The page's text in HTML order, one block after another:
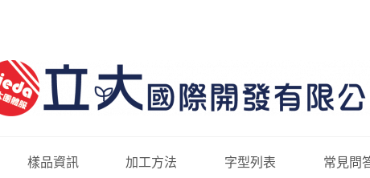
樣品資訊 加工方法 字型列表 常見問